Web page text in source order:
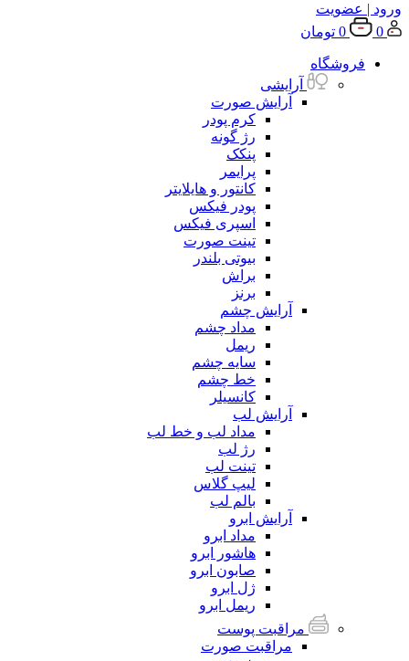
ورود | عضویت
0
0 تومان
فروشگاه
آرایشی
آرایش صورت
کرم پودر
رژ گونه
پنکک
پرایمر
کانتور و هایلایتر
پودر فیکس
اسپری فیکس
تینت صورت
بیوتی بلندر
براش
برنز
آرایش چشم
مداد چشم
ریمل
سایه چشم
خط چشم
کانسیلر
آرایش لب
مداد لب و خط لب
رژ لب
تینت لب
لیپ گلاس
بالم لب
آرایش ابرو
مداد ابرو
هاشور ابرو
صابون ابرو
ژل ابرو
ریمل ابرو
مراقبت پوست
مراقبت صورت